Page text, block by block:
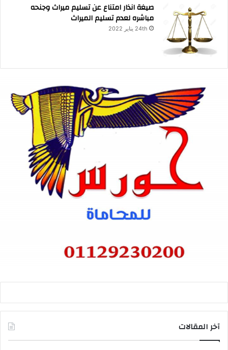
صيغة انذار امتناع عن تسليم ميراث وجنحه
مباشره لعدم تسليم الميراث
24th يناير 2022
آخر المقالات